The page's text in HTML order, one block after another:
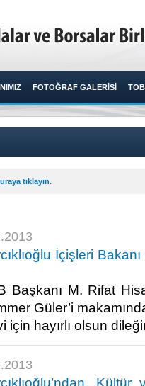
FOTOĞRAF GALERİSİ
tıklayın.
İçişleri
Başkanı M. Rifat
Güler’i
için hayırlı olsun